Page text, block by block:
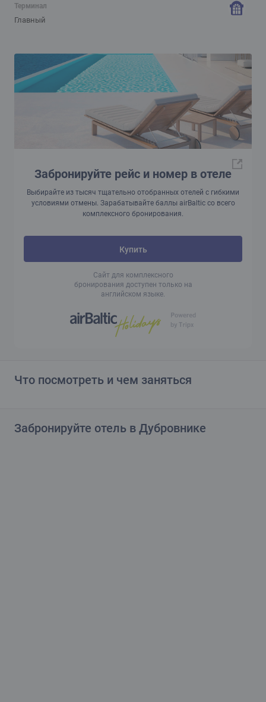
Терминал
Главный
Забронируйте рейс и номер в отеле
Выбирайте из тысяч тщательно отобранных отелей с гибкими
условиями отмены. Зарабатывайте баллы airBaltic со всего
комплексного бронирования.
Купить
Сайт для комплексного
бронирования доступен только на
английском языке.
Что посмотреть и чем заняться
Забронируйте отель в Дубровнике